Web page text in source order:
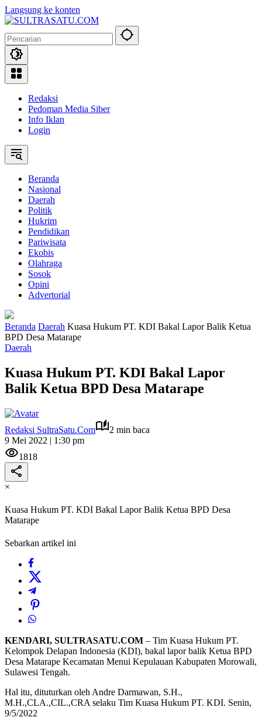
Langsung ke konten
Redaksi
Pedoman Media Siber
Info Iklan
Login
Beranda
Nasional
Daerah
Politik
Hukrim
Pendidikan
Pariwisata
Ekobis
Olahraga
Sosok
Opini
Advertorial
Beranda Daerah Kuasa Hukum PT. KDI Bakal Lapor Balik Ketua
BPD Desa Matarape
Daerah
Kuasa Hukum PT. KDI Bakal Lapor
Balik Ketua BPD Desa Matarape
Redaksi SultraSatu.Com
2 min baca
9 Mei 2022 | 1:30 pm
1818
×
Kuasa Hukum PT. KDI Bakal Lapor Balik Ketua BPD Desa
Matarape
Sebarkan artikel ini
KENDARI, SULTRASATU.COM – Tim Kuasa Hukum PT.
Kelompok Delapan Indonesia (KDI), bakal lapor balik Ketua BPD
Desa Matarape Kecamatan Menui Kepulauan Kabupaten Morowali,
Sulawesi Tengah.
Hal itu, dituturkan oleh Andre Darmawan, S.H.,
M.H.,CLA.,CIL.,CRA selaku Tim Kuasa Hukum PT. KDI. Senin,
9/5/2022